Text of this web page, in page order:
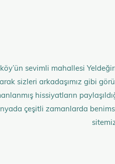
sevimli mahallesi
sizleri arkadaşımız gibi
hissiyatların
çeşitli zamanlarda